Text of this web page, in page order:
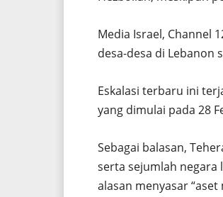
Media Israel, Channel
desa-desa di Lebanon
Eskalasi terbaru ini
yang dimulai pada 28
Sebagai balasan,
serta sejumlah negara
alasan menyasar